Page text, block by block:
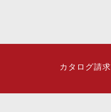
カタログ請求